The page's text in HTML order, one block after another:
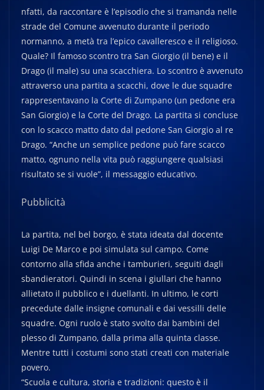
nfatti, da raccontare è l’episodio che si tramanda nelle
strade del Comune avvenuto durante il periodo
normanno, a metà tra l’epico cavalleresco e il religioso.
Quale? Il famoso scontro tra San Giorgio (il bene) e il
Drago (il male) su una scacchiera. Lo scontro è avvenuto
attraverso una partita a scacchi, dove le due squadre
rappresentavano la Corte di Zumpano (un pedone era
San Giorgio) e la Corte del Drago. La partita si concluse
con lo scacco matto dato dal pedone San Giorgio al re
Drago. “Anche un semplice pedone può fare scacco
matto, ognuno nella vita può raggiungere qualsiasi
risultato se si vuole”, il messaggio educativo.
Pubblicità
La partita, nel bel borgo, è stata ideata dal docente
Luigi De Marco e poi simulata sul campo. Come
contorno alla sfida anche i tamburieri, seguiti dagli
sbandieratori. Quindi in scena i giullari che hanno
allietato il pubblico e i duellanti. In ultimo, le corti
precedute dalle insigne comunali e dai vessilli delle
squadre. Ogni ruolo è stato svolto dai bambini del
plesso di Zumpano, dalla prima alla quinta classe.
Mentre tutti i costumi sono stati creati con materiale
povero.
“Scuola e cultura, storia e tradizioni: questo è il